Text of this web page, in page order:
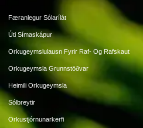
Færanlegur Sólarílát
Úti Símaskápur
Orkugeymslulausn Fyrir Raf- Og Rafskaut
Orkugeymsla Grunnstöðvar
Heimili Orkugeymsla
Sólbreytir
Orkustjórnunarkerfi